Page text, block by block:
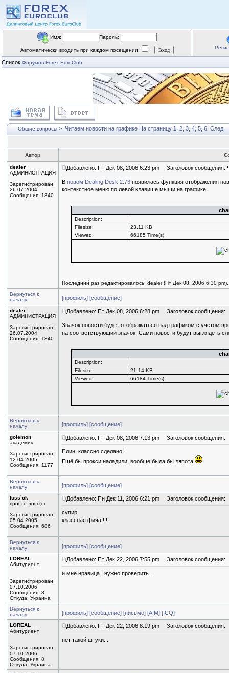
Имя: Пароль:
Автоматически входить при каждом посещении
Список Форумов Forex EuroClub
Общие вопросы > Читаем новости на графике На страницу 1 2 3 4 5 6 След.
Автор
dealer
АДМИНИСТРАЦИЯ
Зарегистрирован:
26.07.2004
Сообщения: 1840
Добавлено: Пт Дек 08, 2006 6:23 pm Заголовок сообщения:
В новом Dealing Desk 2.73 появилась функция отображения
контекстное меню по левой клавише мыши на графике:
Description:
Filesize:
23.11 KB
Viewed:
66185 Time(s)
Последний раз редактировалось: dealer (Пт Дек 08, 2006 6:30 pm),
Вернуться к
началу
[профиль] [сообщение]
dealer
АДМИНИСТРАЦИЯ
Зарегистрирован:
26.07.2004
Сообщения: 1840
Добавлено: Пт Дек 08, 2006 6:28 pm Заголовок сообщения:
Значок новости будет отображаться над графиком с учетом
на соответствующий значок. Сами новости будут выглядеть
Description:
Filesize:
21.14 KB
Viewed:
66184 Time(s)
Вернуться к
началу
[профиль] [сообщение]
golemon
академик
Зарегистрирован:
12.04.2005
Сообщения: 1177
Добавлено: Пт Дек 08, 2006 7:13 pm Заголовок сообщения:
Плин, классно сделано!
Ещё бы прокси наладили, вообще была бы ляпота
Вернуться к
началу
[профиль] [сообщение]
loss`ok
просто лось(с)
Зарегистрирован:
05.04.2005
Сообщения: 686
Добавлено: Пн Дек 11, 2006 6:21 pm Заголовок сообщения:
супир
классная фича!!!!!
Вернуться к
началу
[профиль] [сообщение]
LOREAL
Абитуриент
Зарегистрирован:
07.10.2006
Сообщения: 8
Откуда: Украина
Добавлено: Пт Дек 22, 2006 7:55 pm Заголовок сообщения:
и мне нравица...нужно проверить...
Вернуться к
началу
[профиль] [сообщение] [письмо] [AIM] [ICQ]
LOREAL
Абитуриент
Зарегистрирован:
07.10.2006
Сообщения: 8
Откуда: Украина
Добавлено: Пт Дек 22, 2006 8:19 pm Заголовок сообщения:
нет такой штуки...